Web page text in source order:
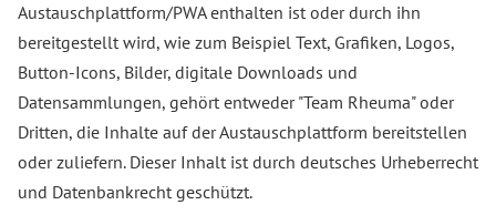
Austauschplattform/PWA enthalten ist oder durch ihn
bereitgestellt wird, wie zum Beispiel Text, Grafiken, Logos,
Button-Icons, Bilder, digitale Downloads und
Datensammlungen, gehört entweder "Team Rheuma" oder
Dritten, die Inhalte auf der Austauschplattform bereitstellen
oder zuliefern. Dieser Inhalt ist durch deutsches Urheberrecht
und Datenbankrecht geschützt.